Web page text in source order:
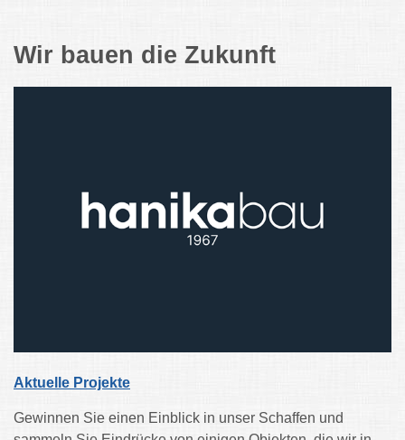
Wir bauen die Zukunft
Aktuelle Projekte
Gewinnen Sie einen Einblick in unser Schaffen und